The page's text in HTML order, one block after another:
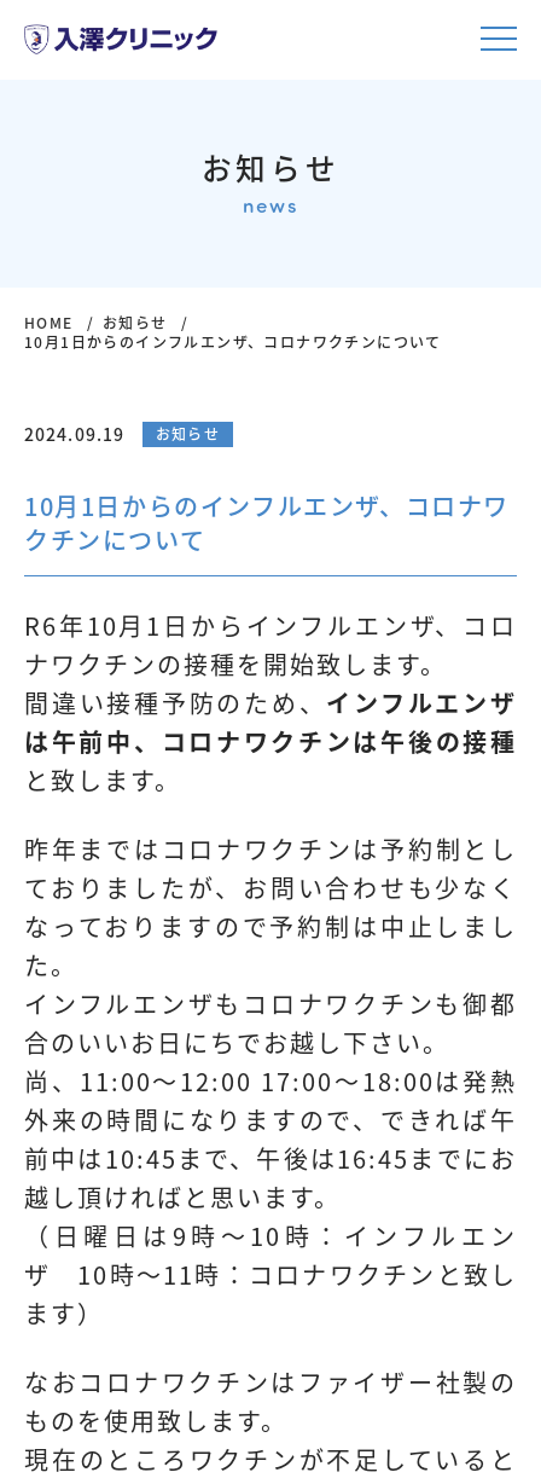
お知らせ
news
HOME
お知らせ
10月1日からのインフルエンザ、コロナワクチンについて
2024.09.19 お知らせ
10月1日からのインフルエンザ、コロナワ
クチンについて
R6年10月1日からインフルエンザ、コロ
ナワクチンの接種を開始致します。
間違い接種予防のため、 インフルエンザ
は午前中、コロナワクチンは午後の接種
と致します。
昨年まではコロナワクチンは予約制とし
ておりましたが、お問い合わせも少なく
なっておりますので予約制は中止しまし
た。
インフルエンザもコロナワクチンも御都
合のいいお日にちでお越し下さい。
尚、11:00～12:00 17:00～18:00は発熱
外来の時間になりますので、できれば午
前中は10:45まで、午後は16:45までにお
越し頂ければと思います。
（日曜日は9時～10時：インフルエン
ザ 10時～11時：コロナワクチンと致し
ます）
なおコロナワクチンはファイザー社製の
ものを使用致します。
現在のところワクチンが不足していると